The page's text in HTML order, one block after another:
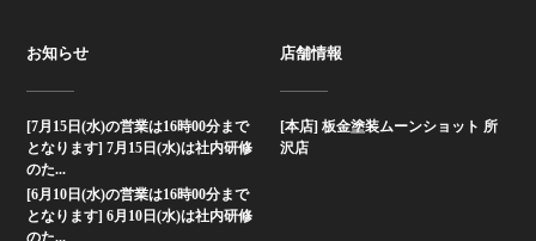
お知らせ
[7月15日(水)の営業は16時00分まで
となります] 7月15日(水)は社内研修
のた...
[6月10日(水)の営業は16時00分まで
となります] 6月10日(水)は社内研修
のた...
店舗情報
[本店] 板金塗装ムーンショット 所
沢店